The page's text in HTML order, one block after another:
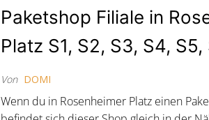
Paketshop Filiale in
Platz S1, S2, S3, S4, S5,
Von DOMI
Wenn du in Rosenheimer Platz einen